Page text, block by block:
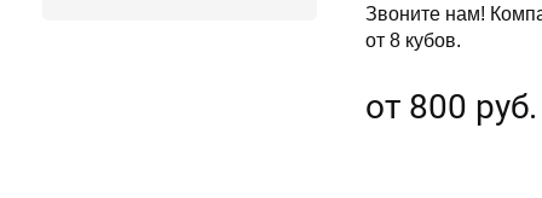
Звоните нам!
от 8 кубов.
от 800